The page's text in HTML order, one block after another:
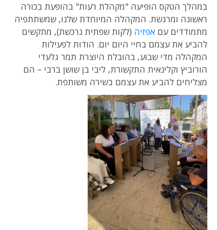
במהלך הטקס הופיעה "מקהלת רעות" בהופעת בכורה
ראשונה ומרגשת. המקהלה המיוחדת שלנו, שמשתתפיה
מתמודדים עם אפזיה (לקות שפתית נרכשת), מתקשים
להביע את עצמם בחיי היום יום. הודות לפעילות
המקהלה מדי שבוע, בהובלת היוצרת תמר גלעדי
הורוביץ וקלינאית התקשורת, ליבי בן שושן ברבי – הם
מצליחים להביע את עצמם בשירה משותפת.